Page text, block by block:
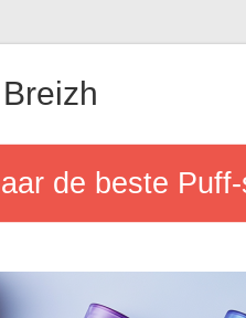
de beste